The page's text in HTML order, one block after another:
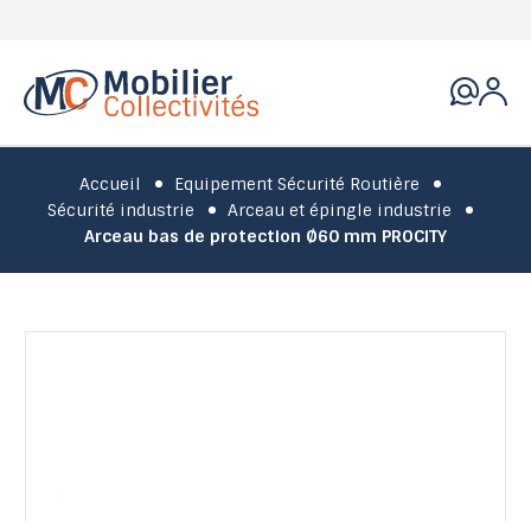
Accueil
Equipement Sécurité Routière
Sécurité industrie
Arceau et épingle industrie
Arceau bas de protection Ø60 mm PROCITY